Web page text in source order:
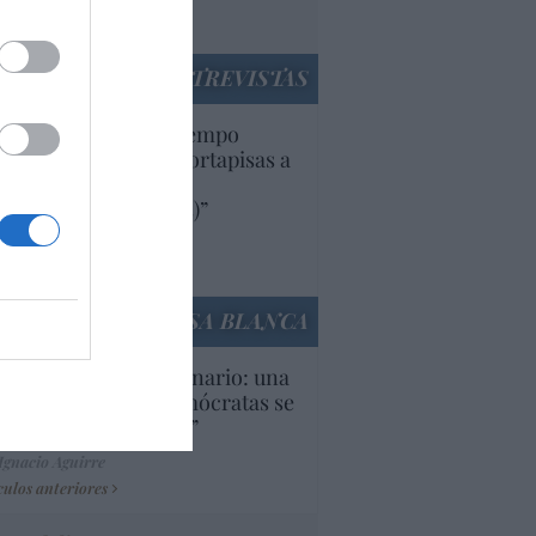
ENTREVISTAS
lleva mucho tiempo
aranceles y cortapisas a
(y europeas)”
Sánchez Arjona
LA CASA BLANCA
Inquietante escenario: una
parte de los demócratas se
como “socialista”
anteriores